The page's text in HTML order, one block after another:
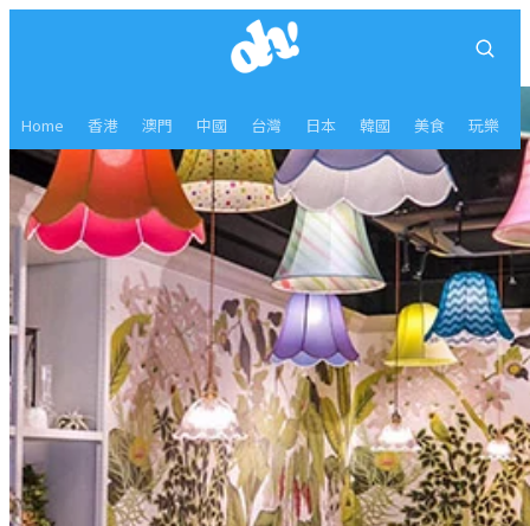
Home 香港 澳門 中國 台灣 日本 韓國 美食 玩樂